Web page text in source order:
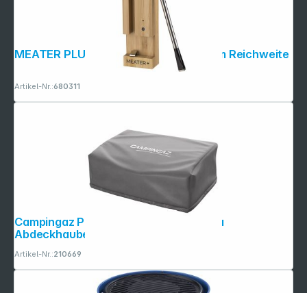
MEATER PLUS BBQ Thermometer, 50m Reichweite
Artikel-Nr.:680311
Campingaz Premium Compact Plancha
Abdeckhaube
Artikel-Nr.:210669